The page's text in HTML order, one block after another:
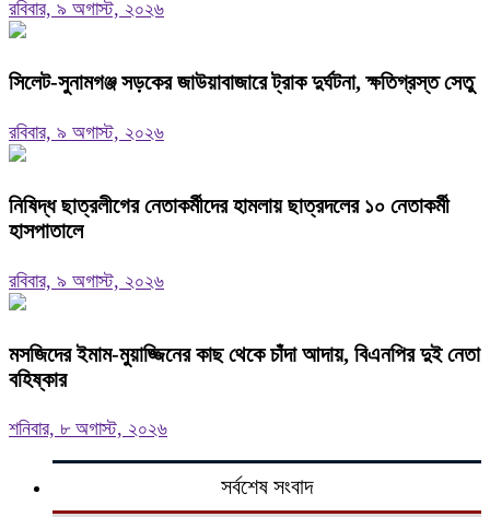
রবিবার, ৯ অগাস্ট, ২০২৬
‎সিলেট-সুনামগঞ্জ সড়কের জাউয়াবাজারে ট্রাক দুর্ঘটনা, ক্ষতিগ্রস্ত সেতু
রবিবার, ৯ অগাস্ট, ২০২৬
নিষিদ্ধ ছাত্রলীগের নেতাকর্মীদের হামলায় ছাত্রদলের ১০ নেতাকর্মী
হাসপাতালে
রবিবার, ৯ অগাস্ট, ২০২৬
মসজিদের ইমাম-মুয়াজ্জিনের কাছ থেকে চাঁদা আদায়, বিএনপির দুই নেতা
বহিষ্কার
শনিবার, ৮ অগাস্ট, ২০২৬
সর্বশেষ সংবাদ